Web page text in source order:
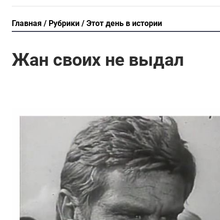
Главная Рубрики Этот день в истории
Жан своих не выдал